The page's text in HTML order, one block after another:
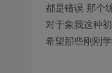
都是错误 那个
对于象我这种
希望那些刚刚